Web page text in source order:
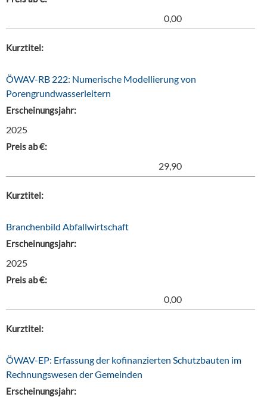
0,00
Kurztitel:
ÖWAV-RB 222: Numerische Modellierung von
Porengrundwasserleitern
Erscheinungsjahr:
2025
Preis ab €:
29,90
Kurztitel:
Branchenbild Abfallwirtschaft
Erscheinungsjahr:
2025
Preis ab €:
0,00
Kurztitel:
ÖWAV-EP: Erfassung der kofinanzierten Schutzbauten im
Rechnungswesen der Gemeinden
Erscheinungsjahr: